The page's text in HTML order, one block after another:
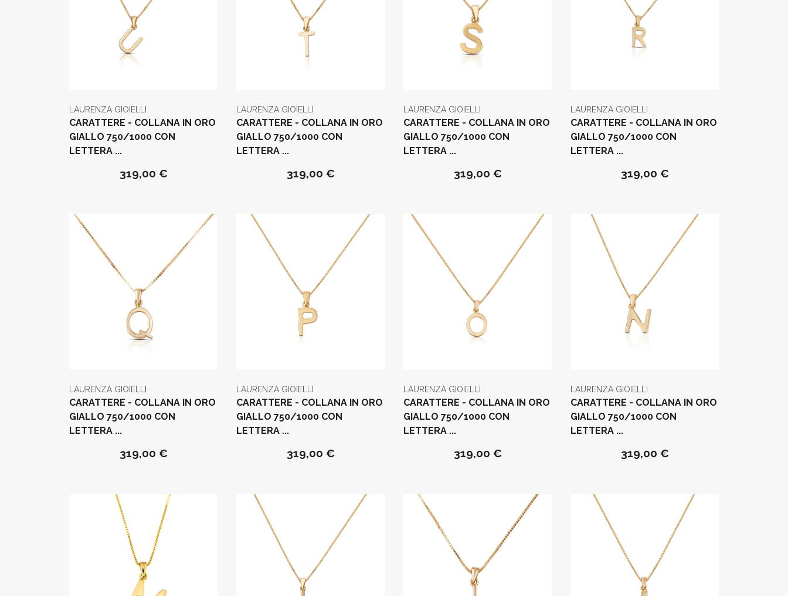
LAURENZA GIOIELLI
CARATTERE - COLLANA IN ORO
GIALLO 750/1000 CON
LETTERA ...
319,00 €
LAURENZA GIOIELLI
CARATTERE - COLLANA IN ORO
GIALLO 750/1000 CON
LETTERA ...
319,00 €
LAURENZA GIOIELLI
CARATTERE - COLLANA IN ORO
GIALLO 750/1000 CON
LETTERA ...
319,00 €
LAURENZA GIOIELLI
CARATTERE - COLLANA IN ORO
GIALLO 750/1000 CON
LETTERA ...
319,00 €
LAURENZA GIOIELLI
CARATTERE - COLLANA IN ORO
GIALLO 750/1000 CON
LETTERA ...
319,00 €
LAURENZA GIOIELLI
CARATTERE - COLLANA IN ORO
GIALLO 750/1000 CON
LETTERA ...
319,00 €
LAURENZA GIOIELLI
CARATTERE - COLLANA IN ORO
GIALLO 750/1000 CON
LETTERA ...
319,00 €
LAURENZA GIOIELLI
CARATTERE - COLLANA IN ORO
GIALLO 750/1000 CON
LETTERA ...
319,00 €